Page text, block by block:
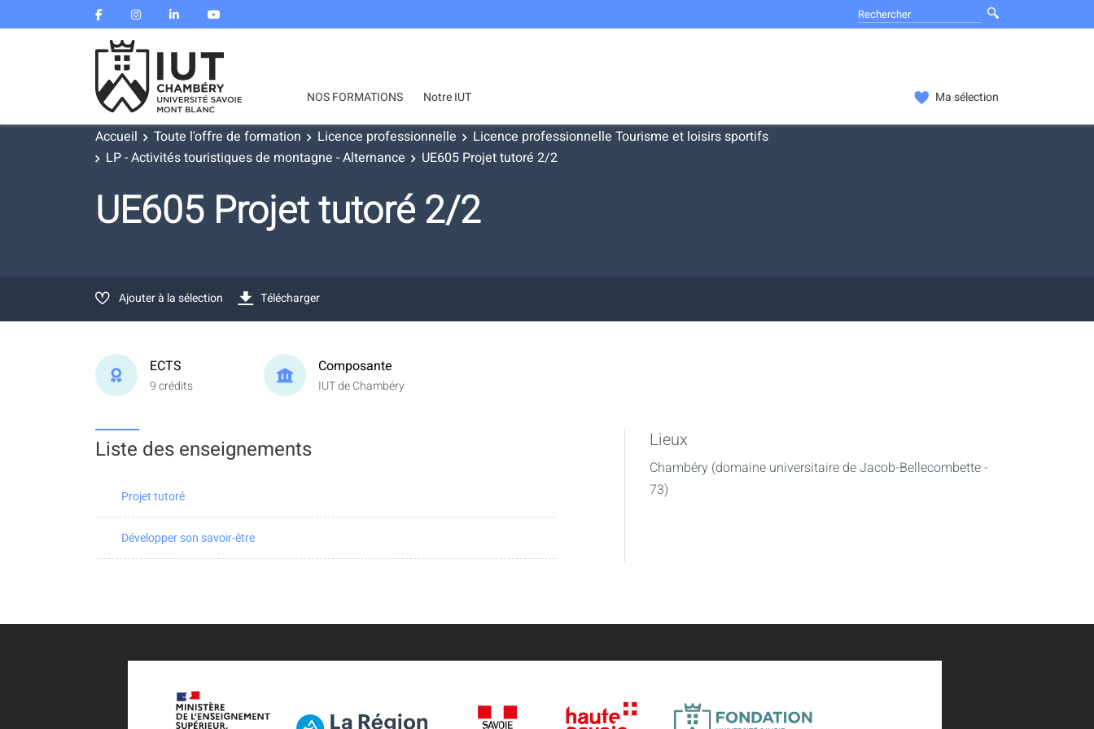
NOS FORMATIONS Notre IUT Ma sélection
Accueil Toute l'offre de formation Licence professionnelle
Licence professionnelle Tourisme et loisirs sportifs
LP - Activités touristiques de montagne - Alternance
UE605 Projet tutoré 2/2
UE605 Projet tutoré 2/2
Ajouter à la sélection Télécharger
ECTS
9 crédits
Composante
IUT de Chambéry
Liste des enseignements
Projet tutoré
Développer son savoir-être
Lieux
Chambéry (domaine universitaire de Jacob-Bellecombette -
73)